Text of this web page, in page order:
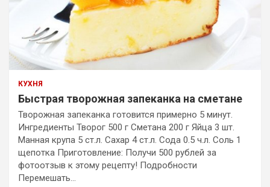
КУХНЯ
Быстрая творожная запеканка на сметане
Творожная запеканка готовится примерно 5 минут.
Ингредиенты Творог 500 г Сметана 200 г Яйца 3 шт.
Манная крупа 5 ст.л. Сахар 4 ст.л. Сода 0.5 ч.л. Соль 1
щепотка Приготовление: Получи 500 рублей за
фотоотзыв к этому рецепту! Подробности
Перемешать…